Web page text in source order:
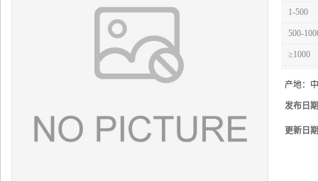
1-500
500-
≥1000
产地：
发布日
更新日